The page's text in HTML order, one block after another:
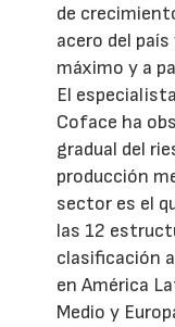
de
acero del
máximo y a
El
Coface ha
gradual del
producción
sector es el
las 12
clasificación
en América
Medio y